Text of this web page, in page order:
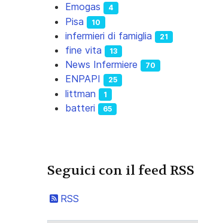
Emogas 4
Pisa 10
infermieri di famiglia 21
fine vita 13
News Infermiere 70
ENPAPI 25
littman 1
batteri 65
Seguici con il feed RSS
RSS